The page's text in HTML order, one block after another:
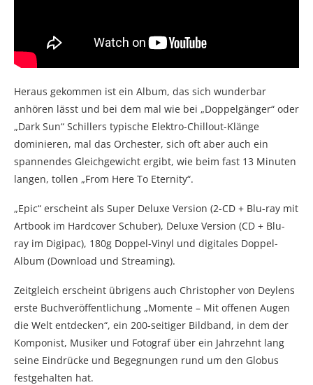
Heraus gekommen ist ein Album, das sich wunderbar
anhören lässt und bei dem mal wie bei „Doppelgänger“ oder
„Dark Sun“ Schillers typische Elektro-Chillout-Klänge
dominieren, mal das Orchester, sich oft aber auch ein
spannendes Gleichgewicht ergibt, wie beim fast 13 Minuten
langen, tollen „From Here To Eternity“.
„Epic“ erscheint als Super Deluxe Version (2-CD + Blu-ray mit
Artbook im Hardcover Schuber), Deluxe Version (CD + Blu-
ray im Digipac), 180g Doppel-Vinyl und digitales Doppel-
Album (Download und Streaming).
Zeitgleich erscheint übrigens auch Christopher von Deylens
erste Buchveröffentlichung „Momente – Mit offenen Augen
die Welt entdecken“, ein 200-seitiger Bildband, in dem der
Komponist, Musiker und Fotograf über ein Jahrzehnt lang
seine Eindrücke und Begegnungen rund um den Globus
festgehalten hat.